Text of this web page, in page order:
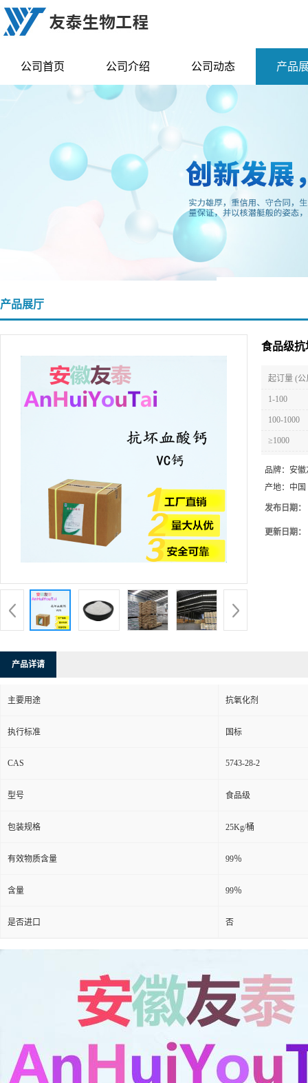
公司首页 公司介绍 公司动态 产品
产品展厅
食品级
起订量 (公
1-100
100-1000
≥1000
品牌： 安徽
产地： 中国
发布日期：
更新日期：
产品详请
主要用途 抗氧化剂
执行标准 国标
CAS 5743-28-2
型号 食品级
包装规格 25Kg/桶
有效物质含量 99％
含量 99％
是否进口 否